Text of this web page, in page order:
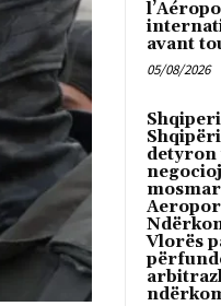
avant
05/08/2026
detyron
Vlorës